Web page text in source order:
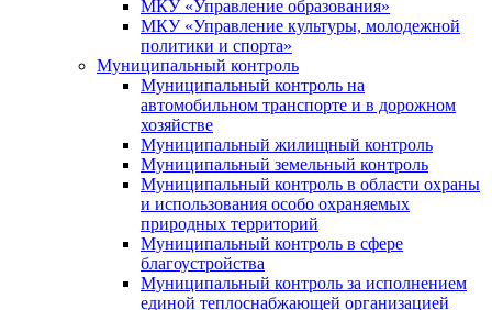
МКУ «Управление образования»
МКУ «Управление культуры, молодежной
политики и спорта»
Муниципальный контроль
Муниципальный контроль на
автомобильном транспорте и в дорожном
хозяйстве
Муниципальный жилищный контроль
Муниципальный земельный контроль
Муниципальный контроль в области охраны
и использования особо охраняемых
природных территорий
Муниципальный контроль в сфере
благоустройства
Муниципальный контроль за исполнением
единой теплоснабжающей организацией